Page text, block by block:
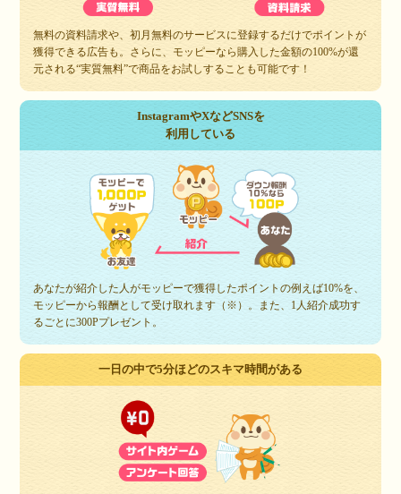
無料の資料請求や、初月無料のサービスに登録するだけでポイントが
獲得できる広告も。さらに、モッピーなら購入した金額の100%が還
元される“実質無料”で商品をお試しすることも可能です！
InstagramやXなどSNSを
利用している
あなたが紹介した人がモッピーで獲得したポイントの例えば10%を、
モッピーから報酬として受け取れます（※）。また、1人紹介成功す
るごとに300Pプレゼント。
一日の中で5分ほどのスキマ時間がある